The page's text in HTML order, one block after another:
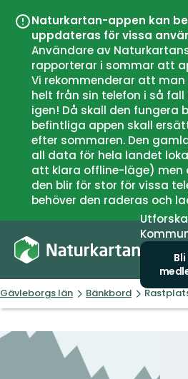
Naturkartan-appen kan
uppdateras för vissa
Användare av
rapporterar i sommar att
Vi rekommenderar att
helt från sin telefon i så
igen! Då skall den fungera
befintliga appen skall
efter sommaren. Den
all data för hela landet
att klara offline-läge) men
den blir för stor för vissa
behöver den raderas och
Bli
Gävleborgs län Bänkbord